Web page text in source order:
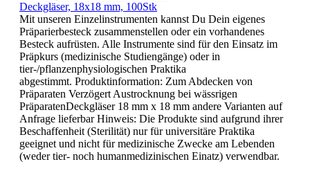
Deckgläser, 18x18 mm, 100Stk
Mit unseren Einzelinstrumenten kannst Du Dein eigenes
Präparierbesteck zusammenstellen oder ein vorhandenes
Besteck aufrüsten. Alle Instrumente sind für den Einsatz im
Präpkurs (medizinische Studiengänge) oder in
tier-/pflanzenphysiologischen Praktika
abgestimmt. Produktinformation: Zum Abdecken von
Präparaten Verzögert Austrocknung bei wässrigen
PräparatenDeckgläser 18 mm x 18 mm andere Varianten auf
Anfrage lieferbar Hinweis: Die Produkte sind aufgrund ihrer
Beschaffenheit (Sterilität) nur für universitäre Praktika
geeignet und nicht für medizinische Zwecke am Lebenden
(weder tier- noch humanmedizinischen Einatz) verwendbar.